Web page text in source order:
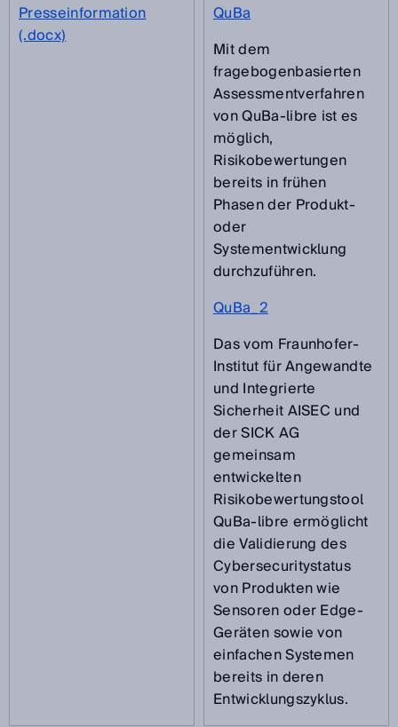
Presseinformation
(.docx)
QuBa
Mit dem
fragebogenbasierten
Assessmentverfahren
von QuBa-libre ist es
möglich,
Risikobewertungen
bereits in frühen
Phasen der Produkt-
oder
Systementwicklung
durchzuführen.
QuBa_2
Das vom Fraunhofer-
Institut für Angewandte
und Integrierte
Sicherheit AISEC und
der SICK AG
gemeinsam
entwickelten
Risikobewertungstool
QuBa-libre ermöglicht
die Validierung des
Cybersecuritystatus
von Produkten wie
Sensoren oder Edge-
Geräten sowie von
einfachen Systemen
bereits in deren
Entwicklungszyklus.